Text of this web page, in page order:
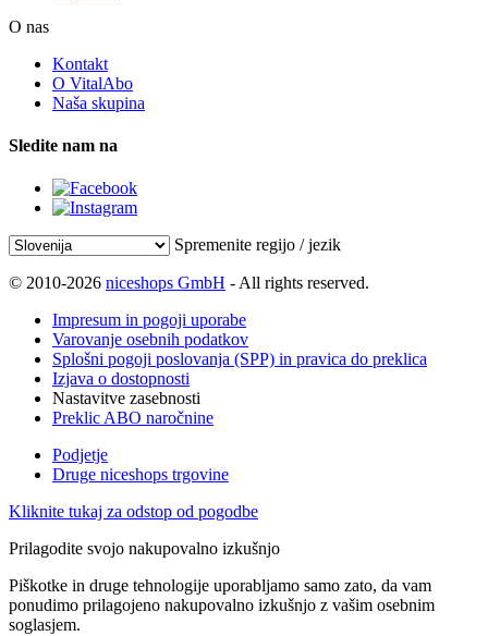
O nas
Kontakt
O VitalAbo
Naša skupina
Sledite nam na
Spremenite regijo / jezik
© 2010-2026 niceshops GmbH - All rights reserved.
Impresum in pogoji uporabe
Varovanje osebnih podatkov
Splošni pogoji poslovanja (SPP) in pravica do preklica
Izjava o dostopnosti
Nastavitve zasebnosti
Preklic ABO naročnine
Podjetje
Druge niceshops trgovine
Kliknite tukaj za odstop od pogodbe
Prilagodite svojo nakupovalno izkušnjo
Piškotke in druge tehnologije uporabljamo samo zato, da vam
ponudimo prilagojeno nakupovalno izkušnjo z vašim osebnim
soglasjem.